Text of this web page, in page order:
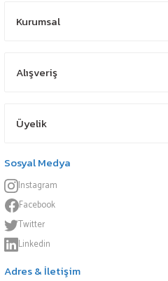
Kurumsal
Alışveriş
Üyelik
Sosyal Medya
Instagram
Facebook
Twitter
Linkedin
Adres & İletişim